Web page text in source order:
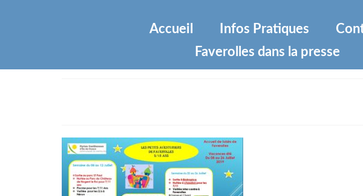
Accueil Infos Pratiques
Faverolles dans la presse